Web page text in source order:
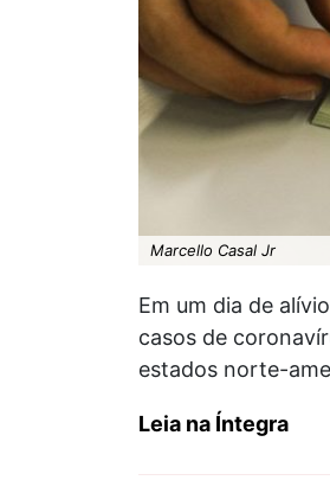
Marcello Casal Jr
Em um dia de
casos de
estados norte-
Leia na Íntegra